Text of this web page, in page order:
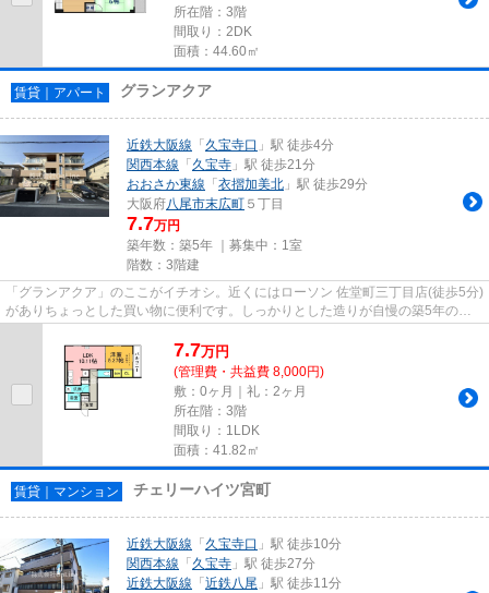
所在階：3階
間取り：2DK
面積：44.60㎡
賃貸｜アパート グランアクア
近鉄大阪線 「久宝寺口 」駅 徒歩4分
関西本線 「久宝寺 」駅 徒歩21分
おおさか東線 「衣摺加美北 」駅 徒歩29分
大阪府八尾市末広町 ５丁目
7.7万円
築年数：築5年 ｜募集中： 1室
階数：3階建
「グランアクア」のここがイチオシ。近くにはローソン 佐堂町三丁目店(徒歩5分)
がありちょっとした買い物に便利です。しっかりとした造りが自慢の築5年のア
パート。風通しが良く真夏の...
7.7万円
(管理費・共益費 8,000円)
敷：0ヶ月｜礼：2ヶ月
所在階：3階
間取り：1LDK
面積：41.82㎡
賃貸｜マンション チェリーハイツ宮町
近鉄大阪線 「久宝寺口 」駅 徒歩10分
関西本線 「久宝寺 」駅 徒歩27分
近鉄大阪線 「近鉄八尾 」駅 徒歩11分